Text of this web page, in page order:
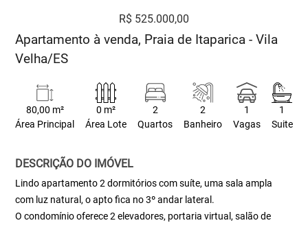
R$ 525.000,00
Apartamento à venda, Praia de Itaparica - Vila
Velha/ES
80,00 m²
Área Principal
0 m²
Área Lote
2
Quartos
2
Banheiro
1
Vagas
1
Suite
DESCRIÇÃO DO IMÓVEL
Lindo apartamento 2 dormitórios com suíte, uma sala ampla
com luz natural, o apto fica no 3º andar lateral.
O condomínio oferece 2 elevadores, portaria virtual, salão de